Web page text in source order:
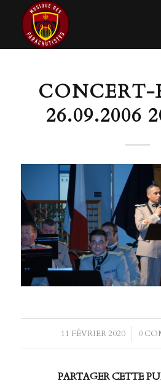
CONCERT-
26.09.2006
11 FÉVRIER 2020
/ 0
PARTAGER CETTE